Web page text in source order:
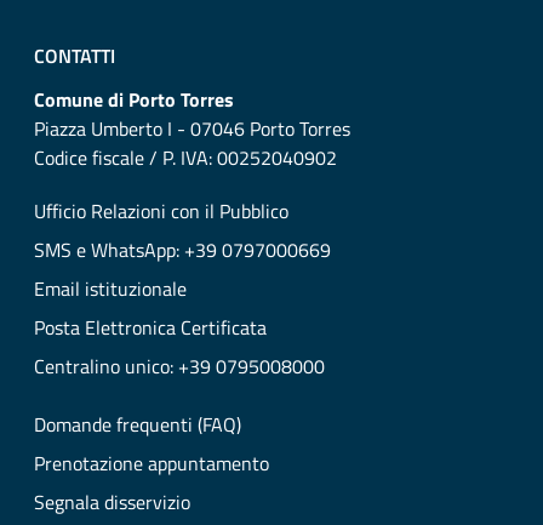
CONTATTI
Comune di Porto Torres
Piazza Umberto I - 07046 Porto Torres
Codice fiscale / P. IVA: 00252040902
Ufficio Relazioni con il Pubblico
SMS e WhatsApp: +39 0797000669
Email istituzionale
Posta Elettronica Certificata
Centralino unico: +39 0795008000
Domande frequenti (FAQ)
Prenotazione appuntamento
Segnala disservizio